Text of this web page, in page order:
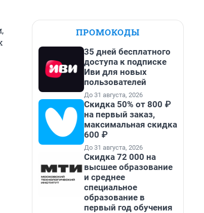
ПРОМОКОДЫ
35 дней бесплатного
доступа к подписке
Иви для новых
пользователей
До 31 августа, 2026
Скидка 50% от 800 ₽
на первый заказ,
максимальная скидка
600 ₽
До 31 августа, 2026
Скидка 72 000 на
высшее образование
и среднее
специальное
образование в
первый год обучения